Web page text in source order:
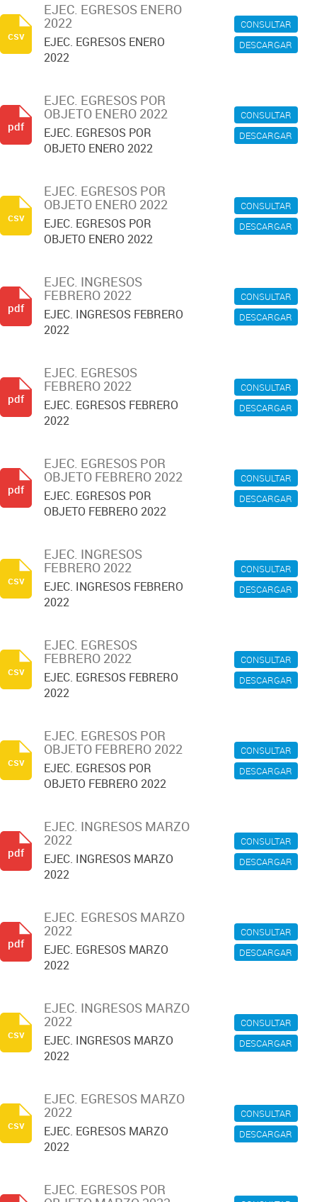
CONSULTAR
DESCARGAR
EJEC. EGRESOS ENERO
2022
EJEC. EGRESOS ENERO
2022
csv
CONSULTAR
DESCARGAR
EJEC. EGRESOS POR
OBJETO ENERO 2022
EJEC. EGRESOS POR
OBJETO ENERO 2022
pdf
CONSULTAR
DESCARGAR
EJEC. EGRESOS POR
OBJETO ENERO 2022
EJEC. EGRESOS POR
OBJETO ENERO 2022
csv
CONSULTAR
DESCARGAR
EJEC. INGRESOS
FEBRERO 2022
EJEC. INGRESOS FEBRERO
2022
pdf
CONSULTAR
DESCARGAR
EJEC. EGRESOS
FEBRERO 2022
EJEC. EGRESOS FEBRERO
2022
pdf
CONSULTAR
DESCARGAR
EJEC. EGRESOS POR
OBJETO FEBRERO 2022
EJEC. EGRESOS POR
OBJETO FEBRERO 2022
pdf
CONSULTAR
DESCARGAR
EJEC. INGRESOS
FEBRERO 2022
EJEC. INGRESOS FEBRERO
2022
csv
CONSULTAR
DESCARGAR
EJEC. EGRESOS
FEBRERO 2022
EJEC. EGRESOS FEBRERO
2022
csv
CONSULTAR
DESCARGAR
EJEC. EGRESOS POR
OBJETO FEBRERO 2022
EJEC. EGRESOS POR
OBJETO FEBRERO 2022
csv
CONSULTAR
DESCARGAR
EJEC. INGRESOS MARZO
2022
EJEC. INGRESOS MARZO
2022
pdf
CONSULTAR
DESCARGAR
EJEC. EGRESOS MARZO
2022
EJEC. EGRESOS MARZO
2022
pdf
CONSULTAR
DESCARGAR
EJEC. INGRESOS MARZO
2022
EJEC. INGRESOS MARZO
2022
csv
CONSULTAR
DESCARGAR
EJEC. EGRESOS MARZO
2022
EJEC. EGRESOS MARZO
2022
csv
EJEC. EGRESOS POR